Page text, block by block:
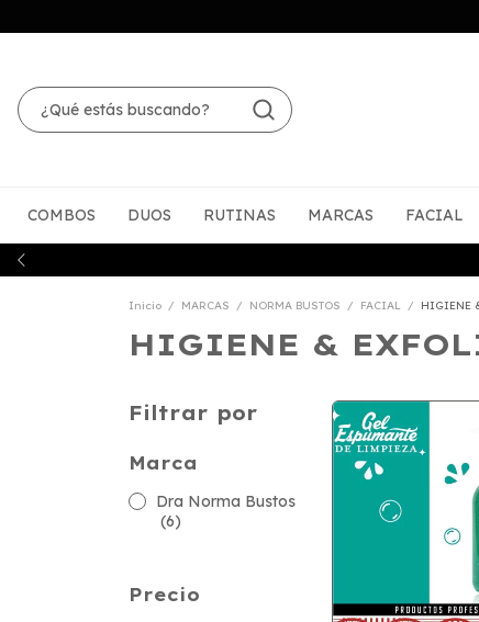
COMBOS DUOS RUTINAS MARCAS FACIAL
Inicio / MARCAS / NORMA BUSTOS / FACIAL / HIGIENE
HIGIENE &
Filtrar por
Marca
Dra Norma Bustos
(6)
Precio